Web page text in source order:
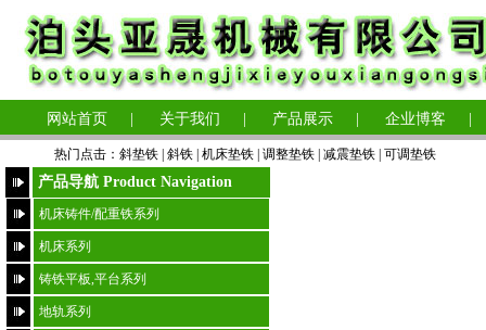
网站首页 关于我们 产品展示 企业博客
热门点击： 斜垫铁 斜铁 | 机床垫铁 调整垫铁 减震垫铁 可调垫铁
产品导航 Product Navigation
机床铸件/配重铁系列
机床系列
铸铁平板,平台系列
地轨系列